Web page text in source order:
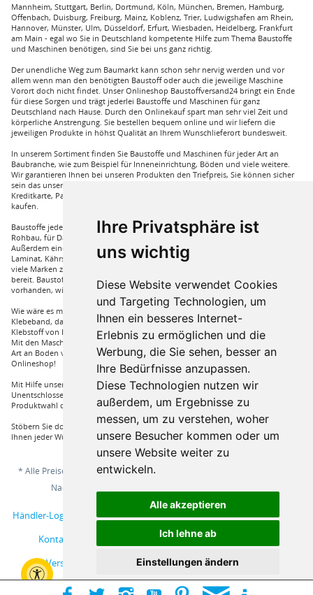
Ihre Privatsphäre ist
uns wichtig
Diese Website verwendet Cookies
und Targeting Technologien, um
Ihnen ein besseres Internet-
Erlebnis zu ermöglichen und die
Werbung, die Sie sehen, besser an
Ihre Bedürfnisse anzupassen.
Diese Technologien nutzen wir
außerdem, um Ergebnisse zu
messen, um zu verstehen, woher
unsere Besucher kommen oder um
unsere Website weiter zu
entwickeln.
Alle akzeptieren
Ich lehne ab
Einstellungen ändern
Mannheim, Stuttgart, Berlin, Dortmund, Köln, München, Bremen, Hamburg,
Offenbach, Duisburg, Freiburg, Mainz, Koblenz, Trier, Ludwigshafen am Rhein,
Hannover, Münster, Ulm, Düsseldorf, Erfurt, Wiesbaden, Heidelberg, Frankfurt
am Main - egal wo Sie in Deutschland kompetente Hilfe zum Thema Baustoffe
und Maschinen benötigen, sind Sie bei uns ganz richtig.
Der unendliche Weg zum Baumarkt kann schon sehr nervig werden und vor
allem wenn man den benötigten Baustoff oder auch die jeweilige Maschine
Vorort doch nicht findet. Unser Onlineshop Baustoffversand24 bringt ein Ende
für diese Sorgen und trägt jederlei Baustoffe und Maschinen für ganz
Deutschland nach Hause. Durch den Onlinekauf spart man sehr viel Zeit und
körperliche Anstrengung. Sie bestellen bequem online und wir liefern die
jeweiligen Produkte in höhst Qualität an Ihrem Wunschlieferort bundesweit.
In unserem Sortiment finden Sie Baustoffe und Maschinen für jeder Art an
Baubranche, wie zum Beispiel für Inneneinrichtung, Böden und viele weitere.
Wir garantieren Ihnen bei unseren Produkten den Triefpreis, Sie können sicher
sein das unsere Preisangebote die besten sind. Sie können bei uns mit
Kreditkarte, Paypal und auch mit Vorkasse bei uns auf Rechnung Baustoffe
kaufen.
Baustoffe jeder Art die sie für ihren Haus benötigen, wie beispielsweise für den
Rohbau, für Dämmungen für ihr Haus und für den Innenausbau. Wir führen
Außerdem eine große Auswahl an Bodenbelägen wie GUNREBEN Parkett, JOKA
Laminat, Kährs Parkett, Pardor Laminat, PCV Boden der Marke Wefloor und
viele Marken zu Fliesen, hierzu steht unser Service Team aus Fachprofis zur Hilfe
bereit. Baustoffe für den Außenbereich haben wir ebenso in unserem Sortiment
vorhanden, wie Dachfenster, Gartenhäuser und auch diverse Zäune.
Wie wäre es mit Klebstoffe von Uzin, wie zum Beispiel das Aluminium
Klebeband, dass Sie auch bei hoher Hitze einsetzen können oder auch ein
Klebstoff von Bona, dass für verkleben von Massivholzdielen in Einsatz kommt.
Mit den Maschinen von Wolff und Janser können sie im Handumdrehen jeder
Art an Boden verarbeiten. Vieles mehr an Marken und Artikel nur bei uns im
Onlineshop!
Mit Hilfe unserer Service Hotline sind Sie nur mit einem Anruf von ihrer
Unentschlossenheit erlöst und bekommen von einem Fachprofi die beste
Produktwahl die für sie relevant ist.
Stöbern Sie doch einfach durch unserem Sortiment und Sie werden sehen, dass
Ihnen jeder Wunsch erfüllt wird.
* Alle Preise inkl. gesetzl. Mehrwertsteuer zzgl.
Nachnahmegebühren, wenn nicht anders beschrieben
Händler-Login Musterbestellung Über uns
Hilfe / Support
Kontakt
Online-Streitschlichtungsplattform
Versand und Zahlungsbedingungen
Impressum
Widerrufsbelehrung
Datenschutzerklärung